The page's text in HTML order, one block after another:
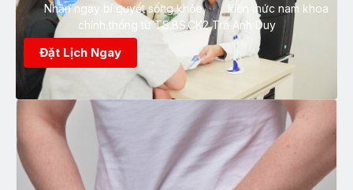
Nhận ngay bí quyết sống khỏe, kiến thức nam khoa
chính thống từ TS.BS.CK2 Trà Anh Duy
Đặt Lịch Ngay